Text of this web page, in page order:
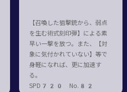
【召喚した狙撃銃から、弱点
を生む術式刻印弾】による素
早い一撃を放つ。また、【対
象に気付かれていない】等で
身軽になれば、更に加速す
る。
SPD720 No.82